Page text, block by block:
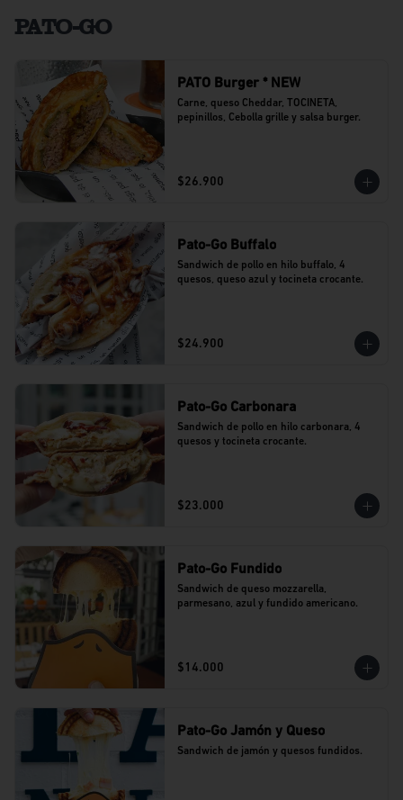
PATO-GO
PATO Burger * NEW
Carne, queso Cheddar, TOCINETA,
pepinillos, Cebolla grille y salsa burger.
$26.900
Pato-Go Buffalo
Sandwich de pollo en hilo buffalo, 4
quesos, queso azul y tocineta crocante.
$24.900
Pato-Go Carbonara
Sandwich de pollo en hilo carbonara, 4
quesos y tocineta crocante.
$23.000
Pato-Go Fundido
Sandwich de queso mozzarella,
parmesano, azul y fundido americano.
$14.000
Pato-Go Jamón y Queso
Sandwich de jamón y quesos fundidos.